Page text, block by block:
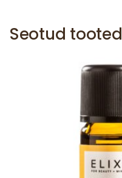
Seotud tooted